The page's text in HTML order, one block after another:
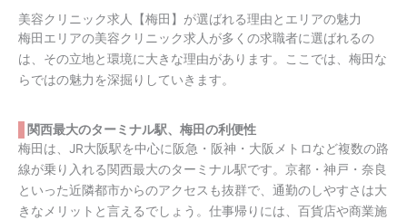
美容クリニック求人【梅田】が選ばれる理由とエリアの魅力
梅田エリアの美容クリニック求人が多くの求職者に選ばれるの
は、その立地と環境に大きな理由があります。ここでは、梅田な
らではの魅力を深掘りしていきます。
関西最大のターミナル駅、梅田の利便性
梅田は、JR大阪駅を中心に阪急・阪神・大阪メトロなど複数の路
線が乗り入れる関西最大のターミナル駅です。京都・神戸・奈良
といった近隣都市からのアクセスも抜群で、通勤のしやすさは大
きなメリットと言えるでしょう。仕事帰りには、百貨店や商業施